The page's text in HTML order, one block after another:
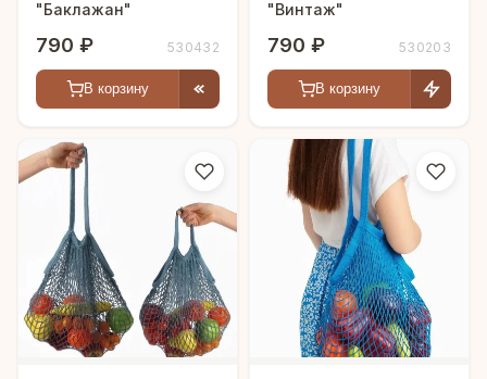
"Баклажан"
790 ₽ 530432
В корзину
"Винтаж"
790 ₽ 530203
В корзину